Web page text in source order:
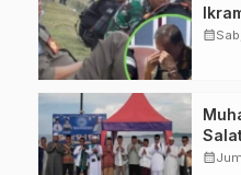
calendar_month
calendar_month